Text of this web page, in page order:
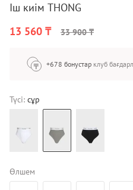
Іш киім THONG
13 560 ₸
33 900 ₸
+678 бонустар клуб
Түсі: сұр
Өлшем